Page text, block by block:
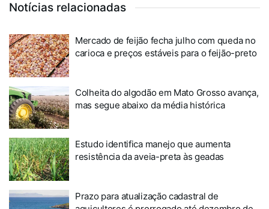
Notícias relacionadas
Mercado de feijão fecha julho com queda no
carioca e preços estáveis para o feijão-preto
Colheita do algodão em Mato Grosso avança,
mas segue abaixo da média histórica
Estudo identifica manejo que aumenta
resistência da aveia-preta às geadas
Prazo para atualização cadastral de